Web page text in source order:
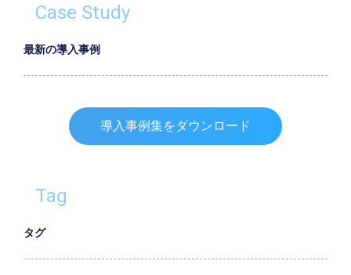
Case Study
最新の導入事例
導入事例集をダウンロード
Tag
タグ